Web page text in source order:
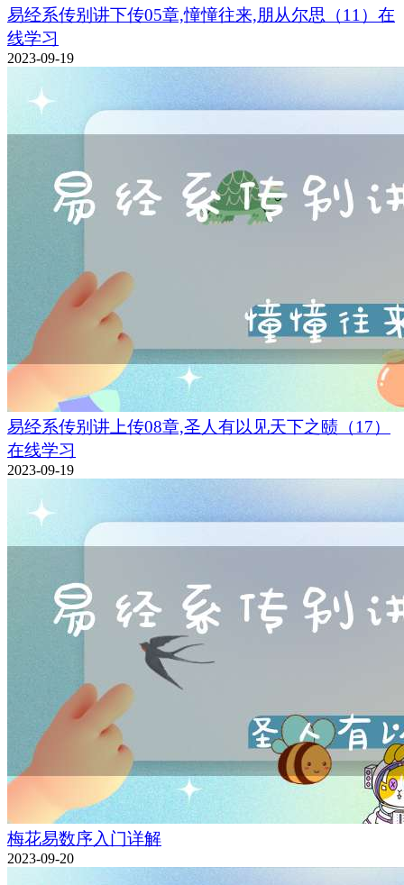
易经系传别讲下传05章,憧憧往来,朋从尔思（11）在
线学习
2023-09-19
易经系传别讲上传08章,圣人有以见天下之赜（17）
在线学习
2023-09-19
梅花易数序入门详解
2023-09-20